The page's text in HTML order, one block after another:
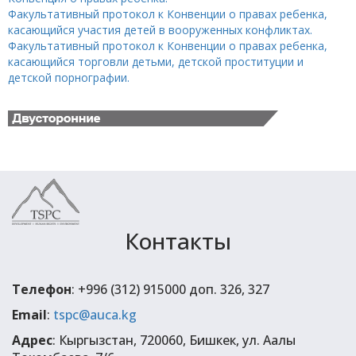
Факультативный протокол к Конвенции о правах ребенка,
касающийся участия детей в вооруженных конфликтах.
Факультативный протокол к Конвенции о правах ребенка,
касающийся торговли детьми, детской проституции и
детской порнографии.
Контакты
Телефон: +996 (312) 915000 доп. 326, 327
Email: tspc@auca.kg
Адрес: Кыргызстан, 720060, Бишкек, ул. Аалы